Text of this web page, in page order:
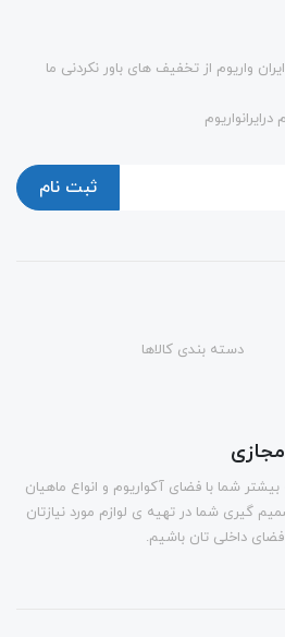
واریوم از تخفیف های باور نکردنی ما
ثبت نام
دسته بندی کالاها
شما با فضای آکواریوم و انواع ماهیان
گیری شما در تهیه ی لوازم مورد نیازتان
داخلی تان باشیم.